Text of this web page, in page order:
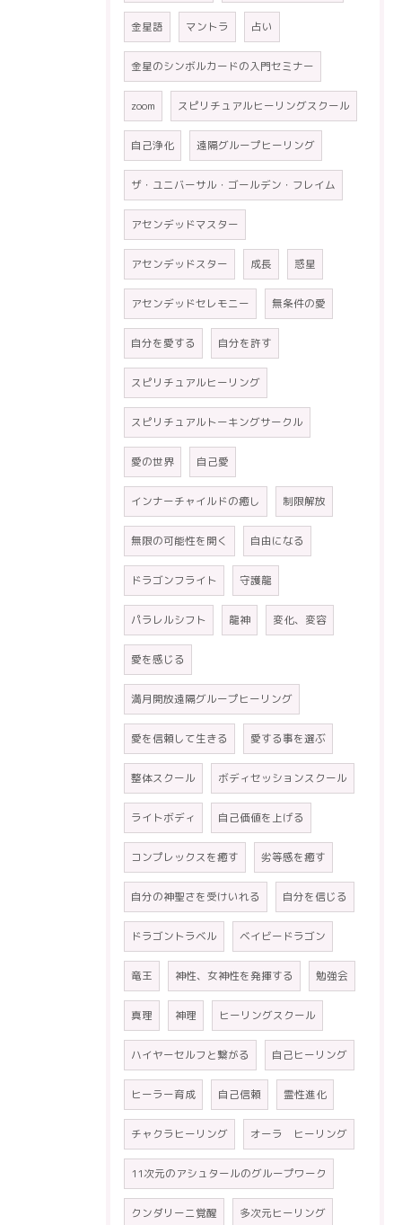
金星語 マントラ 占い
金星のシンボルカードの入門セミナー
zoom スピリチュアルヒーリングスクール
自己浄化 遠隔グループヒーリング
ザ・ユニバーサル・ゴールデン・フレイム
アセンデッドマスター
アセンデッドスター 成長 惑星
アセンデッドセレモニー 無条件の愛
自分を愛する 自分を許す
スピリチュアルヒーリング
スピリチュアルトーキングサークル
愛の世界 自己愛
インナーチャイルドの癒し 制限解放
無限の可能性を開く 自由になる
ドラゴンフライト 守護龍
パラレルシフト 龍神 変化、変容
愛を感じる
満月開放遠隔グループヒーリング
愛を信頼して生きる 愛する事を選ぶ
整体スクール ボディセッションスクール
ライトボディ 自己価値を上げる
コンプレックスを癒す 劣等感を癒す
自分の神聖さを受けいれる 自分を信じる
ドラゴントラベル ベイビードラゴン
竜王 神性、女神性を発揮する 勉強会
真理 神理 ヒーリングスクール
ハイヤーセルフと繋がる 自己ヒーリング
ヒーラー育成 自己信頼 霊性進化
チャクラヒーリング オーラ ヒーリング
11次元のアシュタールのグループワーク
クンダリーニ覚醒 多次元ヒーリング